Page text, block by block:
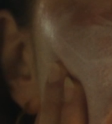
FAQ™ Pure
issa™ Teeth
Français
Polski